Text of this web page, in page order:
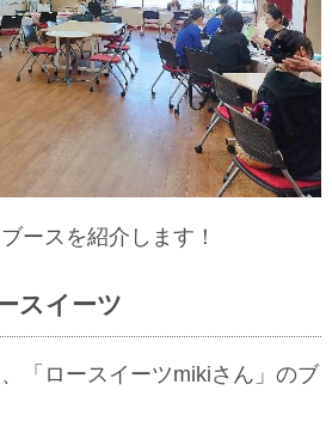
ースを紹介します！
スイーツ
「ロースイーツmikiさん」のブ